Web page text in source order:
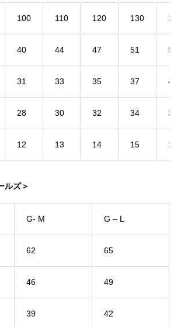
100 110 120 130
40 44 47 51 55
31 33 35 37 40
28 30 32 34 36
12 13 14 15 16
ルズ＞
G- M G – L
62 65
46 49
39 42